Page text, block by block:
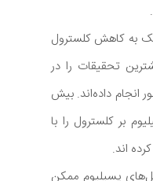
به کاهش کلسترول
تحقیقات را در
انجام داده‌اند. بیش
بر کلسترول را با
پسیلیوم ممکن